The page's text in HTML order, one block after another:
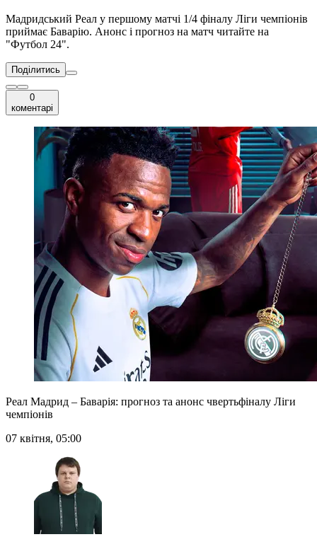
Мадридський Реал у першому матчі 1/4 фіналу Ліги чемпіонів
приймає Баварію. Анонс і прогноз на матч читайте на
"Футбол 24".
Поділитись
0
коментарі
Реал Мадрид – Баварія: прогноз та анонс чвертьфіналу Ліги
чемпіонів
07 квітня, 05:00